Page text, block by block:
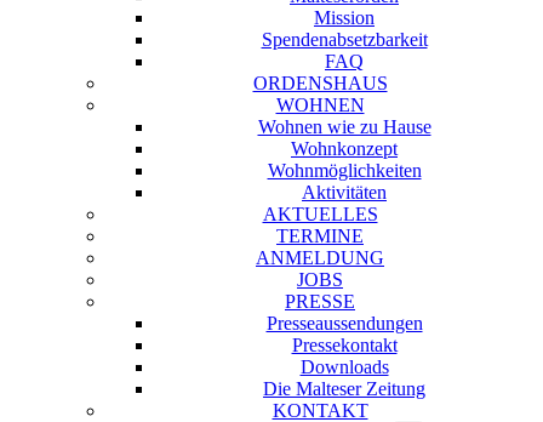
Mission
Spendenabsetzbarkeit
FAQ
ORDENSHAUS
WOHNEN
Wohnen wie zu Hause
Wohnkonzept
Wohnmöglichkeiten
Aktivitäten
AKTUELLES
TERMINE
ANMELDUNG
JOBS
PRESSE
Presseaussendungen
Pressekontakt
Downloads
Die Malteser Zeitung
KONTAKT